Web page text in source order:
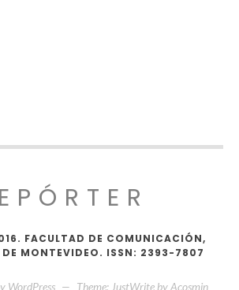
FACULTAD DE COMUNICACIÓN,
DE MONTEVIDEO. ISSN: 2393-7807
WordPress — Theme: JustWrite by Acosmin